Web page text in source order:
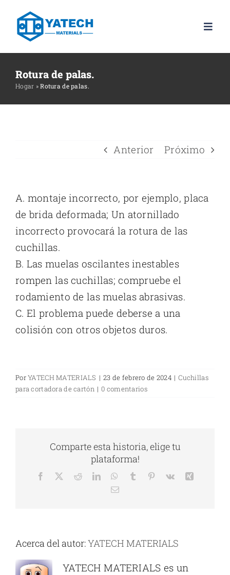
contenido
ES
Rotura de palas.
Hogar »Rotura de palas.
Anterior Próximo
A. montaje incorrecto, por ejemplo, placa
de brida deformada; Un atornillado
incorrecto provocará la rotura de las
cuchillas.
B. Las muelas oscilantes inestables
rompen las cuchillas; compruebe el
rodamiento de las muelas abrasivas.
C. El problema puede deberse a una
colisión con otros objetos duros.
PorYATECH MATERIALS | 23 de febrero de 2024 | Cuchillas
para cortadora de cartón | 0 comentarios
Comparte esta historia, elige tu
plataforma!
Facebook RedditLinkedInWhatsApp
Tumblr Pinterest
vk
Correo
Acerca del autor:YATECH MATERIALS
YATECH MATERIALS es un